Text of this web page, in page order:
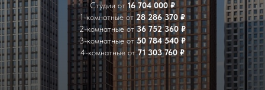
Студии от 16 704 000 ₽
1-комнатные от 28 286 370 ₽
2-комнатные от36 752 360 ₽
3-комнатные от50 784 540 ₽
4-комнатные от71 303 760 ₽